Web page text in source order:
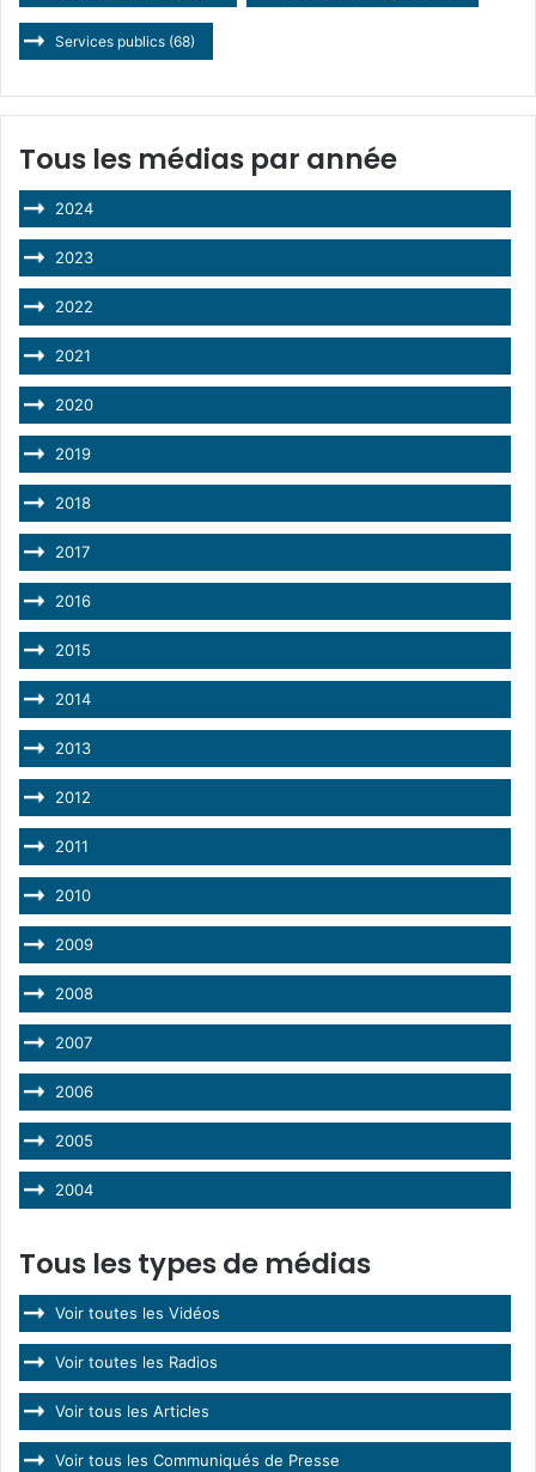
Services publics (68)
Tous les médias par année
2024
2023
2022
2021
2020
2019
2018
2017
2016
2015
2014
2013
2012
2011
2010
2009
2008
2007
2006
2005
2004
Tous les types de médias
Voir toutes les Vidéos
Voir toutes les Radios
Voir tous les Articles
Voir tous les Communiqués de Presse